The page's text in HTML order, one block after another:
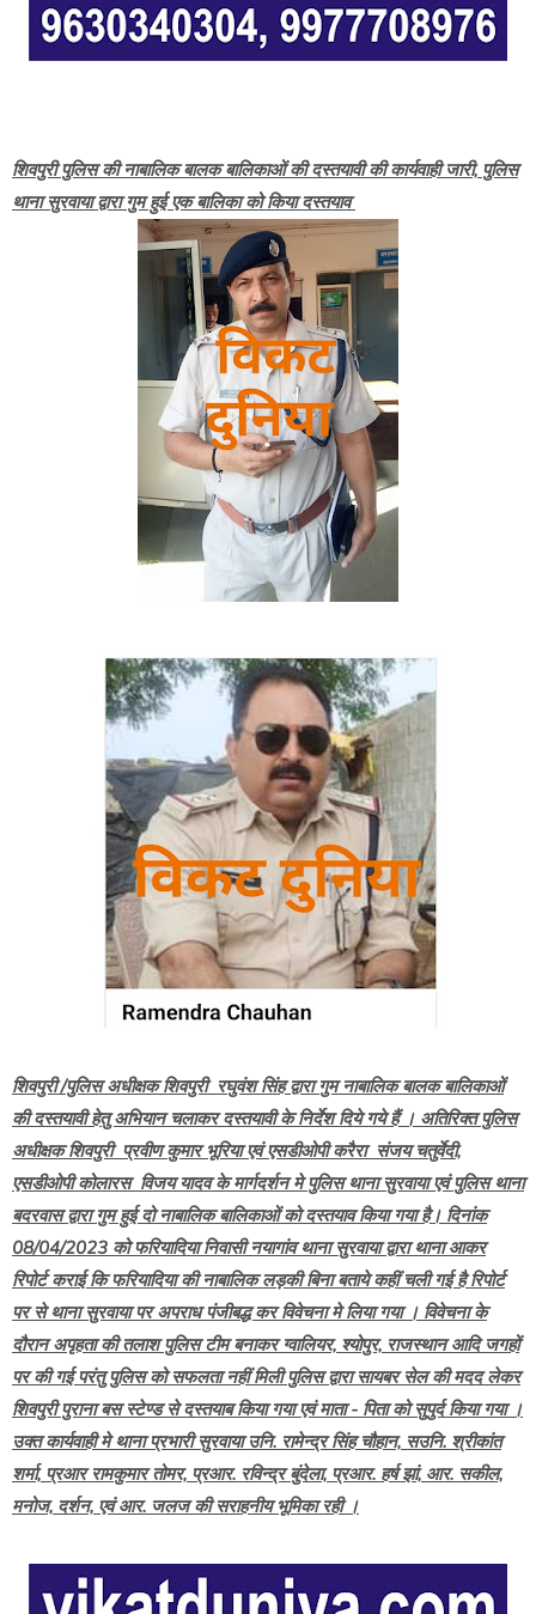
शिवपुरी पुलिस की नाबालिक बालक बालिकाओं की दस्तयावी की कार्यवाही जारी, पुलिस
थाना सुरवाया द्वारा गुम हुई एक बालिका को किया दस्तयाव
शिवपुरी /पुलिस अधीक्षक शिवपुरी रघुवंश सिंह द्वारा गुम नाबालिक बालक बालिकाओं
की दस्तयावी हेतु अभियान चलाकर दस्तयावी के निर्देश दिये गये हैं । अतिरिक्त पुलिस
अधीक्षक शिवपुरी प्रवीण कुमार भूरिया एवं एसडीओपी करैरा संजय चतुर्वेदी,
एसडीओपी कोलारस विजय यादव के मार्गदर्शन मे पुलिस थाना सुरवाया एवं पुलिस थाना
बदरवास द्वारा गुम हुई दो नाबालिक बालिकाओं को दस्तयाव किया गया है। दिनांक
08/04/2023 को फरियादिया निवासी नयागांव थाना सुरवाया द्वारा थाना आकर
रिपोर्ट कराई कि फरियादिया की नाबालिक लड़की बिना बताये कहीं चली गई है रिपोर्ट
पर से थाना सुरवाया पर अपराध पंजीबद्ध कर विवेचना मे लिया गया । विवेचना के
दौरान अपृहता की तलाश पुलिस टीम बनाकर ग्वालियर, श्योपुर, राजस्थान आदि जगहों
पर की गई परंतु पुलिस को सफलता नहीं मिली पुलिस द्वारा सायबर सेल की मदद लेकर
शिवपुरी पुराना बस स्टेण्ड से दस्तयाब किया गया एवं माता - पिता को सुपुर्द किया गया ।
उक्त कार्यवाही मे थाना प्रभारी सुरवाया उनि. रामेन्द्र सिंह चौहान, सउनि. श्रीकांत
शर्मा, प्रआर रामकुमार तोमर, प्रआर. रविन्द्र बुंदेला, प्रआर. हर्ष झां, आर. सकील,
मनोज, दर्शन, एवं आर. जलज की सराहनीय भूमिका रही ।